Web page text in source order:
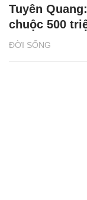
ĐỜI SỐNG
Tuyên
chuộc 500